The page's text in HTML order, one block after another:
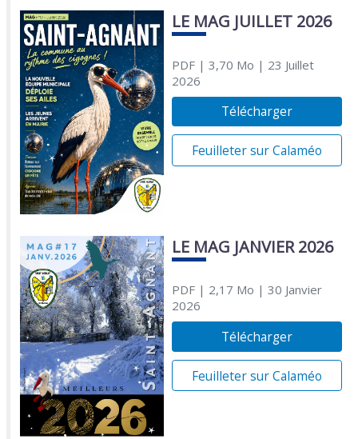
LE MAG JUILLET 2026
PDF| 3,70 Mo | 23 Juillet
2026
Télécharger
Feuilleter sur Calaméo
LE MAG JANVIER 2026
PDF| 2,17 Mo | 30 Janvier
2026
Télécharger
Feuilleter sur Calaméo